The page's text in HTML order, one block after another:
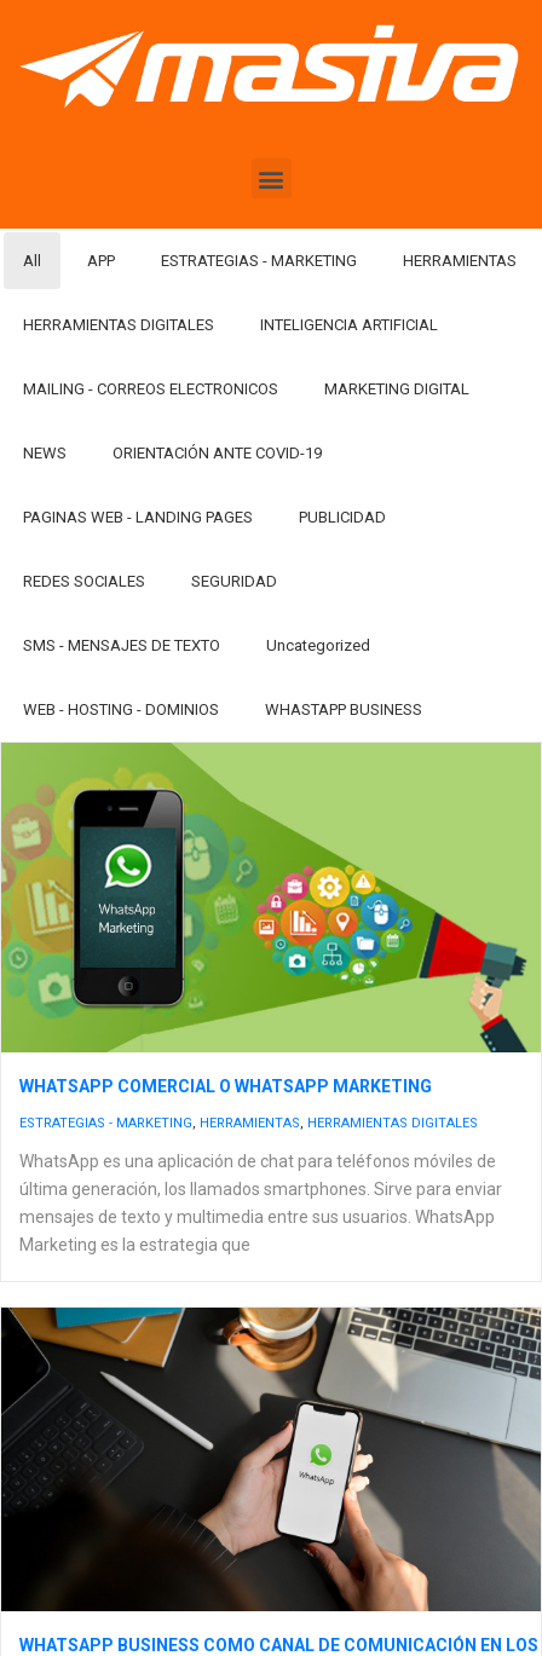
All APP ESTRATEGIAS - MARKETING HERRAMIENTAS
HERRAMIENTAS DIGITALES INTELIGENCIA ARTIFICIAL
MAILING - CORREOS ELECTRONICOS MARKETING DIGITAL
NEWS ORIENTACIÓN ANTE COVID-19
PAGINAS WEB - LANDING PAGES PUBLICIDAD
REDES SOCIALES SEGURIDAD
SMS - MENSAJES DE TEXTO Uncategorized
WEB - HOSTING - DOMINIOS WHASTAPP BUSINESS
WHATSAPP COMERCIAL O WHATSAPP MARKETING
ESTRATEGIAS - MARKETING, HERRAMIENTAS, HERRAMIENTAS DIGITALES
WhatsApp es una aplicación de chat para teléfonos móviles de
última generación, los llamados smartphones. Sirve para enviar
mensajes de texto y multimedia entre sus usuarios. WhatsApp
Marketing es la estrategia que
WHATSAPP BUSINESS COMO CANAL DE COMUNICACIÓN EN LOS